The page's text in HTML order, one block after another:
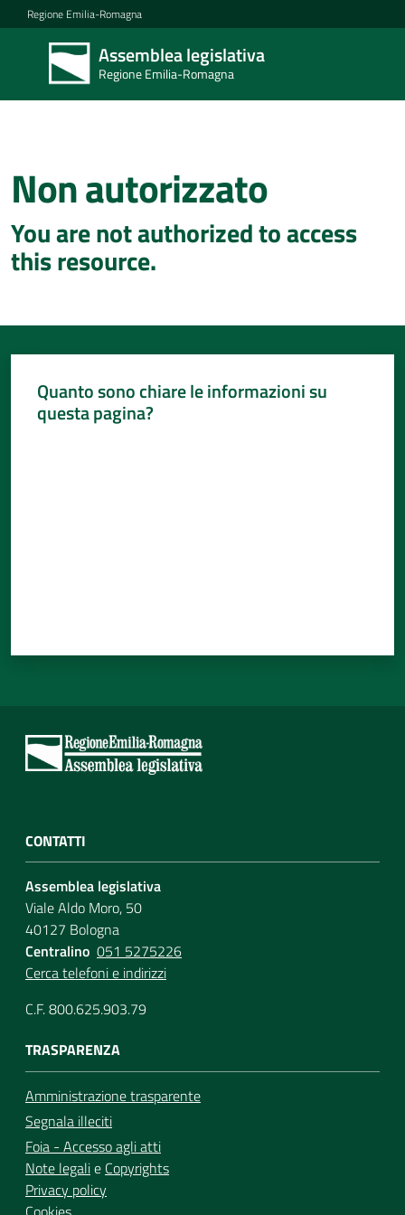
Vai al contenuto
Vai alla navigazione
Vai al footer
Regione Emilia-Romagna
Assemblea legislativa
Regione Emilia-Romagna
Assemblea
legislativa
Regione Emilia-
Concittadini
Porte
aperte
Mostre
Percorsi
Non autorizzato
You are not authorized to access
this resource.
Quanto sono chiare le informazioni su
questa pagina?
CONTATTI
Assemblea legislativa
Viale Aldo Moro, 50
40127 Bologna
Centralino 051 5275226
Cerca telefoni e indirizzi
C.F. 800.625.903.79
TRASPARENZA
Amministrazione trasparente
Segnala illeciti
Foia - Accesso agli atti
Note legalie Copyrights
Privacy policy